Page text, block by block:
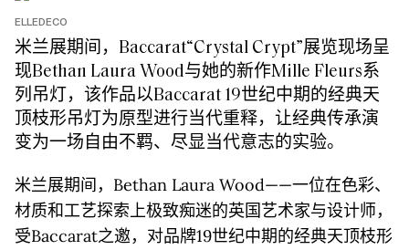
ELLEDECO
米兰展期间，Baccarat“Crystal Crypt”展览现场呈
现Bethan Laura Wood与她的新作Mille Fleurs系
列吊灯，该作品以Baccarat 19世纪中期的经典天
顶枝形吊灯为原型进行当代重释，让经典传承演
变为一场自由不羁、尽显当代意志的实验。
米兰展期间，Bethan Laura Wood——一位在色彩、
材质和工艺探索上极致痴迷的英国艺术家与设计师，
受Baccarat之邀，对品牌19世纪中期的经典天顶枝形